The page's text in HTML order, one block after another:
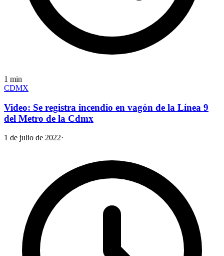
1 min
CDMX
Video: Se registra incendio en vagón de la Línea 9
del Metro de la Cdmx
1 de julio de 2022·